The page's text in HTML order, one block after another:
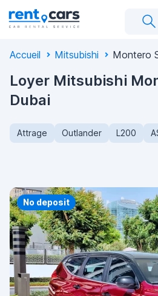
Accueil Mitsubishi Montero
Loyer Mitsubishi
Dubai
Attrage Outlander L200
Priority
No deposit